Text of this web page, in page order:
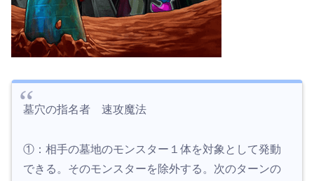
墓穴の指名者 速攻魔法
①：相手の墓地のモンスター１体を対象として発動
できる。そのモンスターを除外する。次のターンの